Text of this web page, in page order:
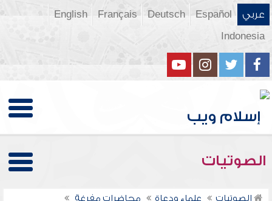
عربي Español
Deutsch
Français
English
Indonesia
الصوتيات
الصوتيات علماء ودعاة
محاضرات مفرغة